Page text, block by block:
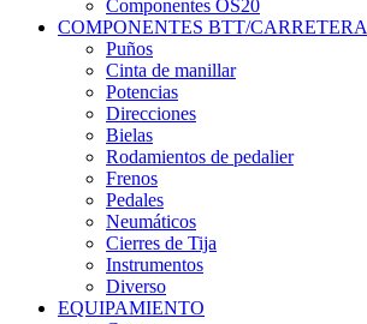
Componentes OS20
COMPONENTES BTT/CARRETERA
Puños
Cinta de manillar
Potencias
Direcciones
Bielas
Rodamientos de pedalier
Frenos
Pedales
Neumáticos
Cierres de Tija
Instrumentos
Diverso
EQUIPAMIENTO